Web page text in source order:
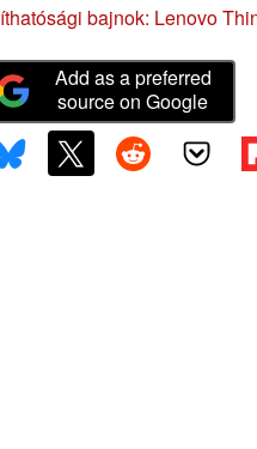
bajnok: Lenovo
Add as a preferred
source on Google